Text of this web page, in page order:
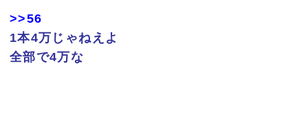
>>56
1本4万じゃねえよ
全部で4万な